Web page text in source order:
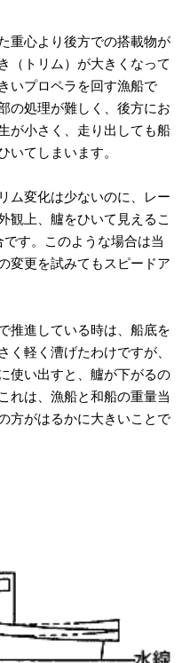
重心より後方での搭載物が
（トリム）が大きくなって
いプロペラを回す漁船で
の処理が難しく、後方にお
が小さく、走り出しても船
いてしまいます。
ム変化は少ないのに、レー
観上、艫をひいて見えるこ
す。このような場合は当
変更を試みてもスピードア
推進している時は、船底を
く軽く漕げたわけですが、
使い出すと、艫が下がるの
れは、漁船と和船の重量当
方がはるかに大きいことで